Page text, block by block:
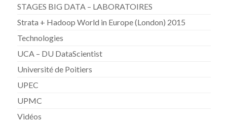
STAGES BIG DATA – LABORATOIRES
Strata + Hadoop World in Europe (London) 2015
Technologies
UCA – DU DataScientist
Université de Poitiers
UPEC
UPMC
Vidéos